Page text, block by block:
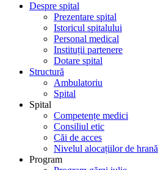
Despre spital
Prezentare spital
Istoricul spitalului
Personal medical
Instituții partenere
Dotare spital
Structură
Ambulatoriu
Spital
Spital
Competențe medici
Consiliul etic
Căi de acces
Nivelul alocațiilor de hrană
Program